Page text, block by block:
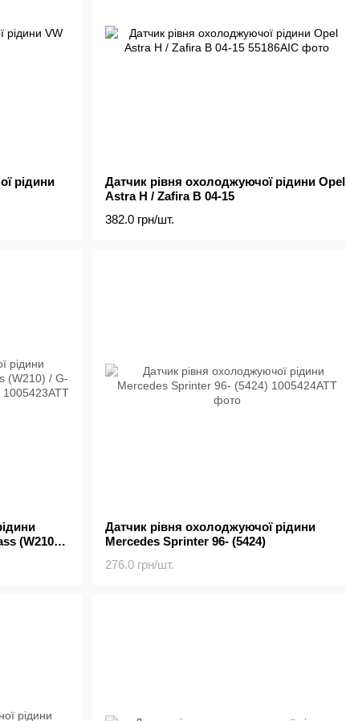
рідини
Датчик рівня охолоджуючої рідини Opel
Astra H / Zafira B 04-15
382.0 грн/шт.
(W210) /
Датчик рівня охолоджуючої рідини
Mercedes Sprinter 96- (5424)
276.0 грн/шт.